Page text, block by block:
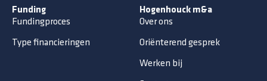
Funding
Fundingproces
Type financieringen
Hogenhouck m&a
Over ons
Oriënterend gesprek
Werken bij